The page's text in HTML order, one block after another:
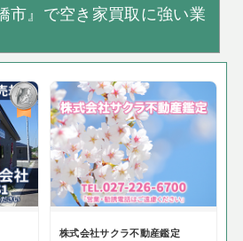
市』で空き家買取に強い業
株式会社サクラ不動産鑑定